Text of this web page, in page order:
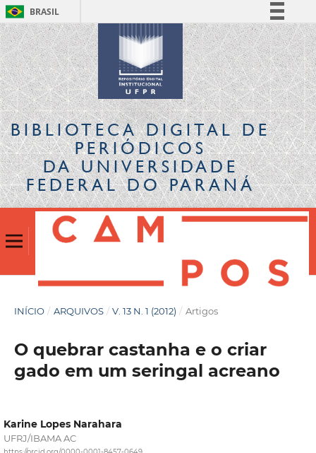
BRASIL
Simplifique!
Comunica BR
Participe
Acesso à informação
Legislação
Canais
BIBLIOTECA DIGITALDE
PERIÓDICOS
DA UNIVERSIDADE
FEDERAL DO PARANÁ
INÍCIO / ARQUIVOS / V. 13 N. 1 (2012) / Artigos
O quebrar castanha e o criar
gado em um seringal acreano
Karine Lopes Narahara
UFRJ/IBAMA AC